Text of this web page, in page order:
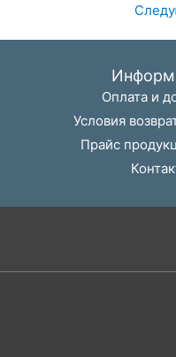
Оплата и
Условия
Прайс